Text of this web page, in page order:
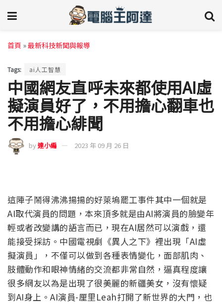
首頁 »最新科技新聞與報導
Tags: ai人工智慧
中國網友直呼未來都使用AI虛
擬演員好了，不用擔心翻車也
不用擔心緋聞
by達小編 2023 年 09 月 26 日
這陣子鬧得沸沸揚揚的好萊塢罷工事件其中一個就是
AI取代演員的問題，本來頂多就是由AI將演員的臉變年
輕或者改變講的語言而已，現在AI居然可以演戲，還
能接受採訪。中國電視劇《異人之下》裡出現「AI虛
擬演員」，不僅可以做到各種表情變化，面部肌肉、
肢體動作和眼神情緒的交流都非常自然，逼真程度讓
很多網友以為是出現了很美麗的新疆美女，沒有懷疑
到AI身上。AI演員-厘里Leah打開了新世界的大門，也